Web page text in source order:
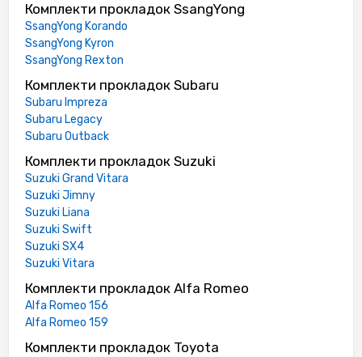
Комплекти прокладок SsangYong
SsangYong Korando
SsangYong Kyron
SsangYong Rexton
Комплекти прокладок Subaru
Subaru Impreza
Subaru Legacy
Subaru Outback
Комплекти прокладок Suzuki
Suzuki Grand Vitara
Suzuki Jimny
Suzuki Liana
Suzuki Swift
Suzuki SX4
Suzuki Vitara
Комплекти прокладок Alfa Romeo
Alfa Romeo 156
Alfa Romeo 159
Комплекти прокладок Toyota